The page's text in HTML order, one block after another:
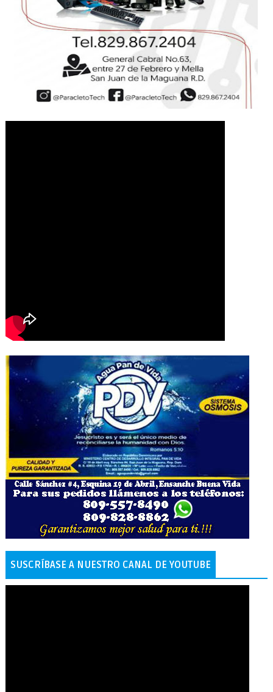
SUSCRÍBASE A NUESTRO CANAL DE YOUTUBE